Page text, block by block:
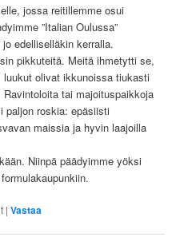
jossa reitillemme osui
”Italian Oulussa”
edelliselläkin kerralla.
pikkuteitä. Meitä ihmetytti se,
olivat ikkunoissa tiukasti
tai majoituspaikkoja
paljon roskia: epäsiisti
maissia ja hyvin laajoilla
Niinpä päädyimme yöksi
|Vastaa